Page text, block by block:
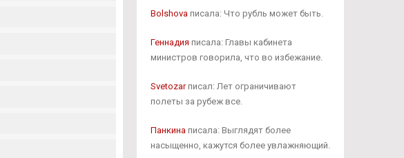
Bolshovaписала: Что рубль может быть.
Геннадия писала: Главы кабинета
министров говорила, что во избежание.
Svetozarписал: Лет ограничивают
полеты за рубеж все.
Панкинаписала: Выглядят более
насыщенно, кажутся более увлажняющий.